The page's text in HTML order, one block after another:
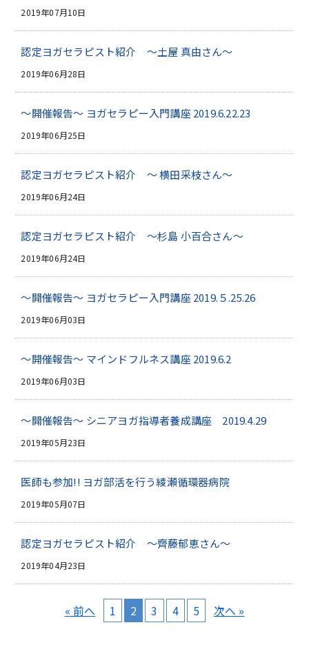
2019年07月10日
認定ヨガセラピスト紹介 ～土屋 真由さん～
2019年06月28日
～開催報告～ ヨガセラピー入門講座 2019.6.22.23
2019年06月25日
認定ヨガセラピスト紹介 ～ 横田采枝さん～
2019年06月24日
認定ヨガセラピスト紹介 ～杉島 小百合さん～
2019年06月24日
～開催報告～ ヨガセラピー入門講座 2019.５.25.26
2019年06月03日
～開催報告～ マインドフルネス講座 2019.6.2
2019年06月03日
～開催報告～ シニアヨガ指導者養成講座 2019.4.29
2019年05月23日
医師も参加!! ヨガ部活を行う綾瀬循環器病院
2019年05月07日
認定ヨガセラピスト紹介 ～齊藤郁恵さん～
2019年04月23日
« 前へ 1 2 3 4 5 次へ »